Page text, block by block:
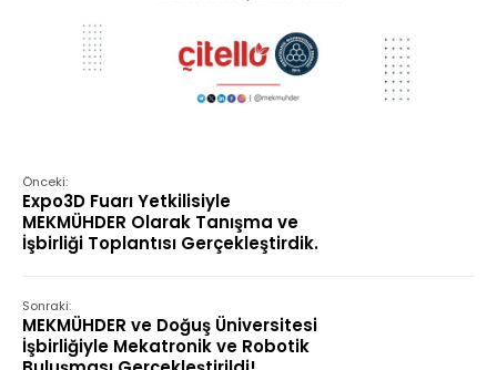
Önceki:
Expo3D Fuarı Yetkilisiyle
MEKMÜHDER Olarak Tanışma ve
İşbirliği Toplantısı Gerçekleştirdik.
Sonraki:
MEKMÜHDER ve Doğuş Üniversitesi
İşbirliğiyle Mekatronik ve Robotik